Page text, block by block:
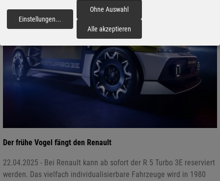
Der frühe Vogel fängt den Renault
22.04.2025 - Bei Renault kann ab sofort der R 5 Turbo 3E reserviert
werden. Das vielfach individualisierbare Fahrzeuge wird in 1980
Einstellungen...
Ohne Auswahl
Alle akzeptieren